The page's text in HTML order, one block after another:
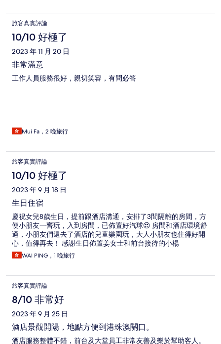
旅客真實評論
10/10 好極了
2023 年 11 月 20 日
非常滿意
工作人員服務很好，親切笑容，有問必答
Mui Fa，2 晚旅行
旅客真實評論
10/10 好極了
2023 年 9 月 18 日
生日住宿
慶祝女兒8歲生日，提前跟酒店溝通，安排了3間隔離的房間，方
便小朋友一齊玩，入到房間，已佈置好汽球😍 房間和酒店環境舒
適，小朋友們還去了酒店的兒童樂園玩，大人小朋友也住得好開
心，值得再去！ 感謝生日佈置姜女士和前台接待的小楊
WAI PING，1 晚旅行
旅客真實評論
8/10 非常好
2023 年 9 月 25 日
酒店景觀開陽，地點方便到港珠澳關口。
酒店服務整體不錯，前台及大堂員工非常友善及樂於幫助客人。